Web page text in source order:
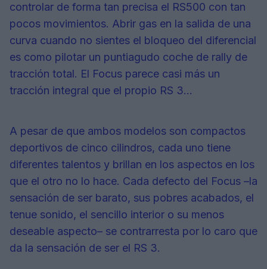
controlar de forma tan precisa el RS500 con tan
pocos movimientos. Abrir gas en la salida de una
curva cuando no sientes el bloqueo del diferencial
es como pilotar un puntiagudo coche de rally de
tracción total. El Focus parece casi más un
tracción integral que el propio RS 3...
A pesar de que ambos modelos son compactos
deportivos de cinco cilindros, cada uno tiene
diferentes talentos y brillan en los aspectos en los
que el otro no lo hace. Cada defecto del Focus –la
sensación de ser barato, sus pobres acabados, el
tenue sonido, el sencillo interior o su menos
deseable aspecto– se contrarresta por lo caro que
da la sensación de ser el RS 3.